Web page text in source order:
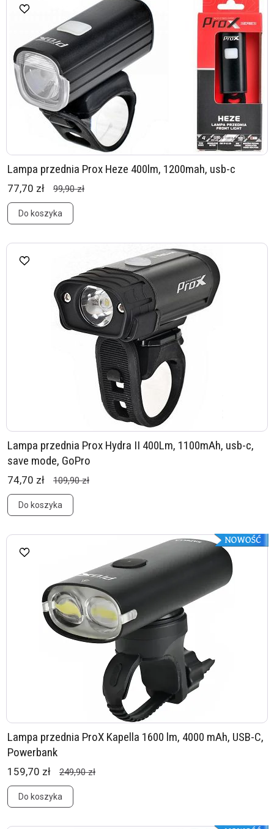
Lampa przednia Prox Heze 400lm, 1200mah, usb-c
77,70 zł 99,90 zł
Do koszyka
Lampa przednia Prox Hydra II 400Lm, 1100mAh, usb-c,
save mode, GoPro
74,70 zł 109,90 zł
Do koszyka
Lampa przednia ProX Kapella 1600 lm, 4000 mAh, USB-C,
Powerbank
159,70 zł 249,90 zł
Do koszyka